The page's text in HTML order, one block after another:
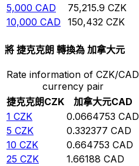
5,000 CAD 75,215.9 CZK
10,000 CAD 150,432 CZK
將 捷克克朗 轉換為 加拿大元
Rate information of CZK/CAD
currency pair
捷克克朗CZK 加拿大元CAD
1 CZK 0.0664753 CAD
5 CZK 0.332377 CAD
10 CZK 0.664753 CAD
25 CZK 1.66188 CAD